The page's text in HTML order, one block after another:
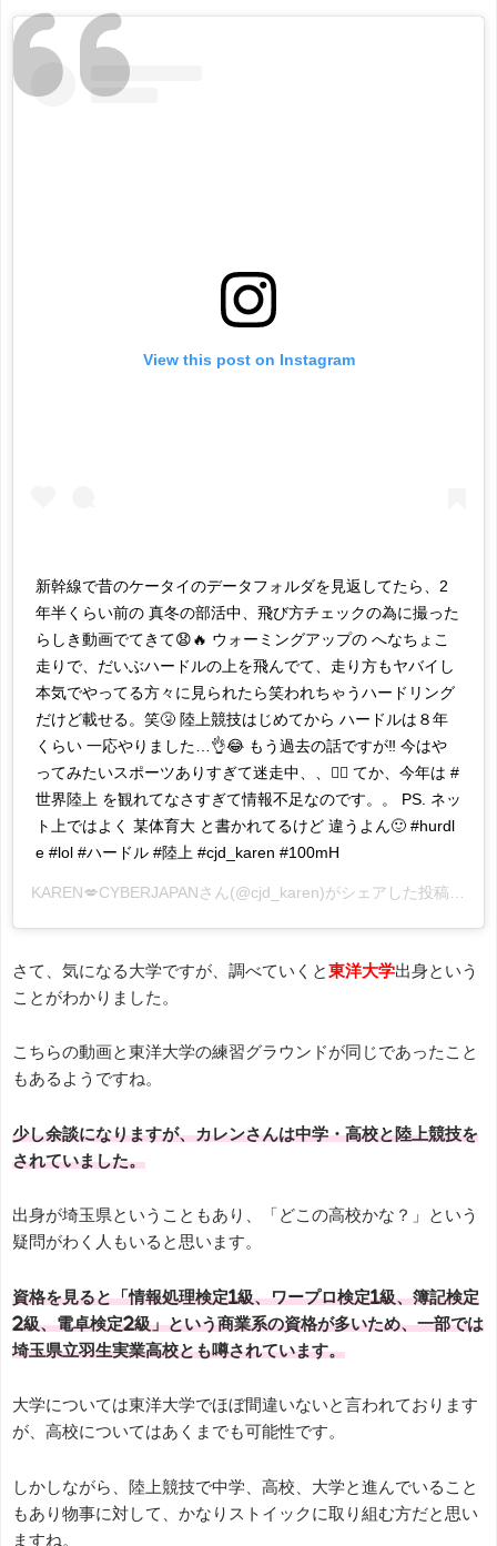
View this post on Instagram
新幹線で昔のケータイのデータフォルダを見返してたら、2
年半くらい前の 真冬の部活中、飛び方チェックの為に撮った
らしき動画でてきて😧🔥 ウォーミングアップの へなちょこ
走りで、だいぶハードルの上を飛んでて、走り方もヤバイし
本気でやってる方々に見られたら笑われちゃうハードリング
だけど載せる。笑🤧 陸上競技はじめてから ハードルは８年
くらい 一応やりました…👌😂 もう過去の話ですが‼︎ 今はや
ってみたいスポーツありすぎて迷走中、、🏃‍♀️ てか、今年は #
世界陸上 を観れてなさすぎて情報不足なのです。。 PS. ネッ
ト上ではよく 某体育大 と書かれてるけど 違うよん🙂 #hurdl
e #lol #ハードル #陸上 #cjd_karen #100mH
KAREN💋CYBERJAPANさん(@cjd_karen)がシェアした投稿 -
さて、気になる大学ですが、調べていくと 東洋大学出身という
ことがわかりました。
こちらの動画と東洋大学の練習グラウンドが同じであったこと
もあるようですね。
少し余談になりますが、カレンさんは中学・高校と陸上競技を
されていました。
出身が埼玉県ということもあり、「どこの高校かな？」という
疑問がわく人もいると思います。
資格を見ると「情報処理検定1級、ワープロ検定1級、簿記検定
2級、電卓検定2級」という商業系の資格が多いため、一部では
埼玉県立羽生実業高校とも噂されています。
大学については東洋大学でほぼ間違いないと言われております
が、高校についてはあくまでも可能性です。
しかしながら、陸上競技で中学、高校、大学と進んでいること
もあり物事に対して、かなりストイックに取り組む方だと思い
ますね。